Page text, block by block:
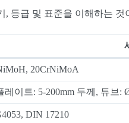
, 등급 및 표준을 이해하는
20CrNiMoA
레이트: 5-200mm 두께, 튜브:
DIN 17210